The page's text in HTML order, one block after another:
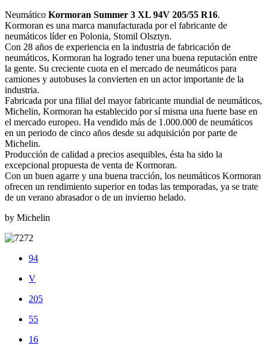
Neumático Kormoran Summer 3 XL 94V 205/55 R16.
Kormoran es una marca manufacturada por el fabricante de
neumáticos líder en Polonia, Stomil Olsztyn.
Con 28 años de experiencia en la industria de fabricación de
neumáticos, Kormoran ha logrado tener una buena reputación entre
la gente. Su creciente cuota en el mercado de neumáticos para
camiones y autobuses la convierten en un actor importante de la
industria.
Fabricada por una filial del mayor fabricante mundial de neumáticos,
Michelin, Kormoran ha establecido por sí misma una fuerte base en
el mercado europeo. Ha vendido más de 1.000.000 de neumáticos
en un periodo de cinco años desde su adquisición por parte de
Michelin.
Producción de calidad a precios asequibles, ésta ha sido la
excepcional propuesta de venta de Kormoran.
Con un buen agarre y una buena tracción, los neumáticos Kormoran
ofrecen un rendimiento superior en todas las temporadas, ya se trate
de un verano abrasador o de un invierno helado.
by Michelin
94
V
205
55
16